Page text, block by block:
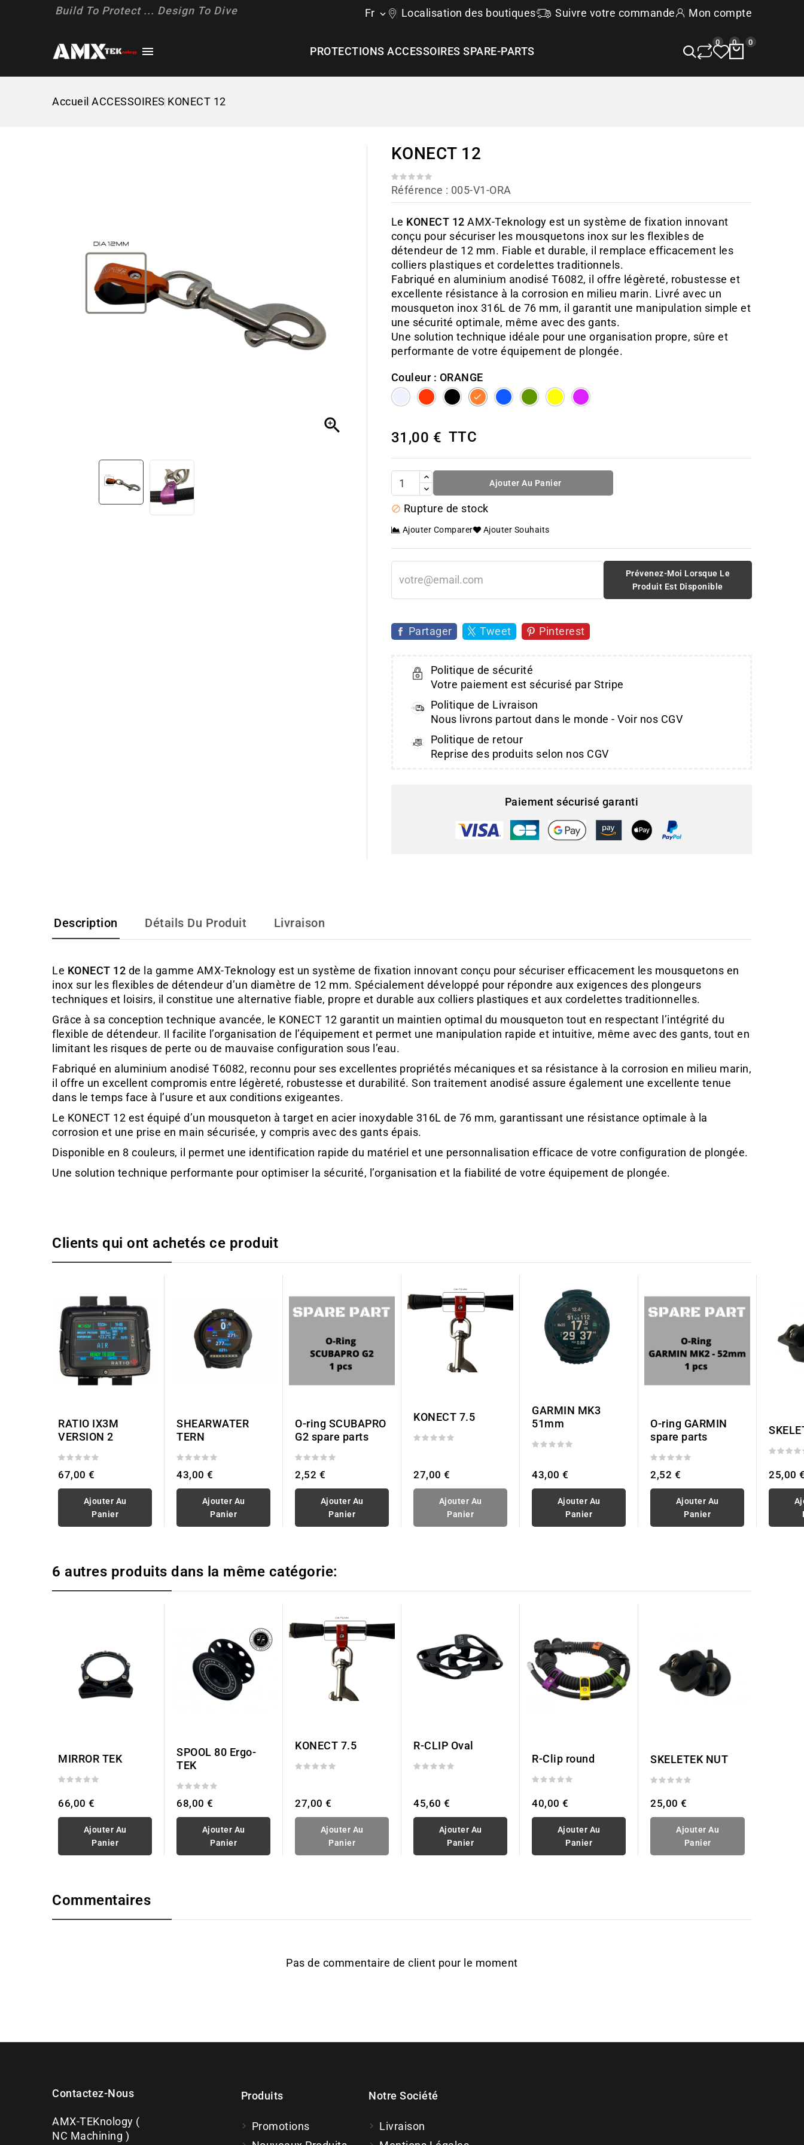
Build To Protect ... Design To Dive Fr  Localisation des boutiques Suivre votre commande Mon compte
 PROTECTIONS ACCESSOIRES SPARE-PARTS
0 0 0
Accueil ACCESSOIRES KONECT 12

KONECT 12
Référence : 005-V1-ORA
Le KONECT 12 AMX-Teknology est un système de fixation innovant
conçu pour sécuriser les mousquetons inox sur les flexibles de
détendeur de 12 mm. Fiable et durable, il remplace efficacement les
colliers plastiques et cordelettes traditionnels.
Fabriqué en aluminium anodisé T6082, il offre légèreté, robustesse et
excellente résistance à la corrosion en milieu marin. Livré avec un
mousqueton inox 316L de 76 mm, il garantit une manipulation simple et
une sécurité optimale, même avec des gants.
Une solution technique idéale pour une organisation propre, sûre et
performante de votre équipement de plongée.
Couleur : ORANGE
SILVERRED BLACKORANGE
BLUEGREENYELLOWPURPLE
31,00 € TTC
Ajouter Au Panier
 Rupture de stock
Ajouter Comparer Ajouter Souhaits
Prévenez-Moi Lorsque Le
Produit Est Disponible
Partager Tweet Pinterest
Politique de sécurité
Votre paiement est sécurisé par Stripe
Politique de Livraison
Nous livrons partout dans le monde - Voir nos CGV
Politique de retour
Reprise des produits selon nos CGV
Paiement sécurisé garanti
Description Détails Du Produit Livraison
Le KONECT 12 de la gamme AMX-Teknology est un système de fixation innovant conçu pour sécuriser efficacement les mousquetons en
inox sur les flexibles de détendeur d’un diamètre de 12 mm. Spécialement développé pour répondre aux exigences des plongeurs
techniques et loisirs, il constitue une alternative fiable, propre et durable aux colliers plastiques et aux cordelettes traditionnelles.
Grâce à sa conception technique avancée, le KONECT 12 garantit un maintien optimal du mousqueton tout en respectant l’intégrité du
flexible de détendeur. Il facilite l’organisation de l’équipement et permet une manipulation rapide et intuitive, même avec des gants, tout en
limitant les risques de perte ou de mauvaise configuration sous l’eau.
Fabriqué en aluminium anodisé T6082, reconnu pour ses excellentes propriétés mécaniques et sa résistance à la corrosion en milieu marin,
il offre un excellent compromis entre légèreté, robustesse et durabilité. Son traitement anodisé assure également une excellente tenue
dans le temps face à l’usure et aux conditions exigeantes.
Le KONECT 12 est équipé d’un mousqueton à target en acier inoxydable 316L de 76 mm, garantissant une résistance optimale à la
corrosion et une prise en main sécurisée, y compris avec des gants épais.
Disponible en 8 couleurs, il permet une identification rapide du matériel et une personnalisation efficace de votre configuration de plongée.
Une solution technique performante pour optimiser la sécurité, l’organisation et la fiabilité de votre équipement de plongée.
Clients qui ont achetés ce produit
RATIO IX3M
VERSION 2
67,00 €
Ajouter Au
Panier
SHEARWATER
TERN
43,00 €
Ajouter Au
Panier
O-ring SCUBAPRO
G2 spare parts
2,52 €
Ajouter Au
Panier
KONECT 7.5
27,00 €
Ajouter Au
Panier
GARMIN MK3
51mm
43,00 €
Ajouter Au
Panier
O-ring GARMIN
spare parts
2,52 €
Ajouter Au
Panier
25,00
6 autres produits dans la même catégorie:
MIRROR TEK
66,00 €
Ajouter Au
Panier
SPOOL 80 Ergo-
TEK
68,00 €
Ajouter Au
Panier
KONECT 7.5
27,00 €
Ajouter Au
Panier
R-CLIP Oval
45,60 €
Ajouter Au
Panier
R-Clip round
40,00 €
Ajouter Au
Panier
SKELETEK NUT
25,00 €
Ajouter Au
Panier
Commentaires
Pas de commentaire de client pour le moment
Contactez-Nous
AMX-TEKnology (
NC Machining )
Produits
Promotions
Notre Société
Livraison